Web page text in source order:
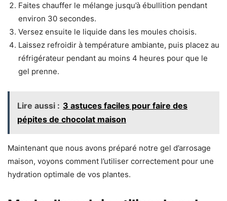
Faites chauffer le mélange jusqu’à ébullition pendant
environ 30 secondes.
Versez ensuite le liquide dans les moules choisis.
Laissez refroidir à température ambiante, puis placez au
réfrigérateur pendant au moins 4 heures pour que le
gel prenne.
Lire aussi : 3 astuces faciles pour faire des
pépites de chocolat maison
Maintenant que nous avons préparé notre gel d’arrosage
maison, voyons comment l’utiliser correctement pour une
hydration optimale de vos plantes.